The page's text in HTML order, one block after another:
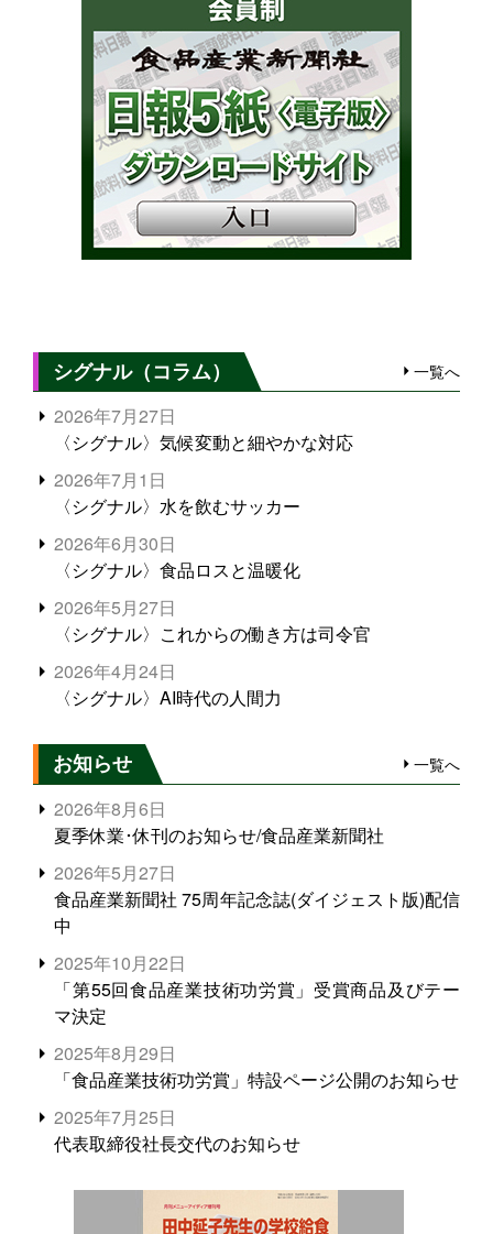
シグナル（コラム） 一覧へ
2026年7月27日
〈シグナル〉気候変動と細やかな対応
2026年7月1日
〈シグナル〉水を飲むサッカー
2026年6月30日
〈シグナル〉食品ロスと温暖化
2026年5月27日
〈シグナル〉これからの働き方は司令官
2026年4月24日
〈シグナル〉AI時代の人間力
お知らせ 一覧へ
2026年8月6日
夏季休業･休刊のお知らせ/食品産業新聞社
2026年5月27日
食品産業新聞社 75周年記念誌(ダイジェスト版)配信
中
2025年10月22日
「第55回食品産業技術功労賞」受賞商品及びテー
マ決定
2025年8月29日
「食品産業技術功労賞」特設ページ公開のお知らせ
2025年7月25日
代表取締役社長交代のお知らせ